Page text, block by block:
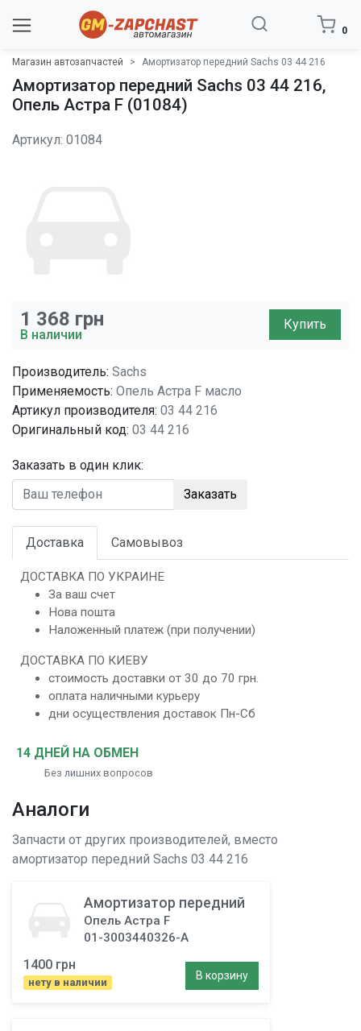
0
Магазин автозапчастей Амортизатор передний Sachs 03 44 216
Амортизатор передний Sachs 03 44 216,
Опель Астра F (01084)
Артикул: 01084
1 368 грн
В наличии
Купить
Производитель: Sachs
Применяемость: Опель Астра F масло
Артикул производителя: 03 44 216
Оригинальный код: 03 44 216
Заказать в один клик:
Заказать
Доставка Самовывоз
ДОСТАВКА ПО УКРАИНЕ
За ваш счет
Нова пошта
Наложенный платеж (при получении)
ДОСТАВКА ПО КИЕВУ
стоимость доставки от 30 до 70 грн.
оплата наличными курьеру
дни осуществления доставок Пн-Сб
14 ДНЕЙ НА ОБМЕН
Без лишних вопросов
Аналоги
Запчасти от других производителей, вместо
амортизатор передний Sachs 03 44 216
Амортизатор передний
Опель Астра F
01-3003440326-A
1400 грн
нету в наличии
В корзину